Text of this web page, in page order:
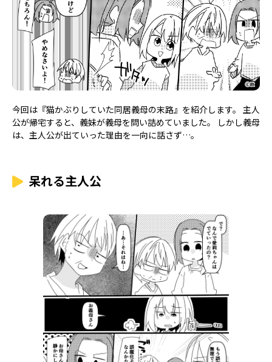
今回は『猫かぶりしていた同居義母の末路』を紹介します。 主人
公が帰宅すると、義妹が義母を問い詰めていました。 しかし義母
は、主人公が出ていった理由を一向に話さず…。
呆れる主人公